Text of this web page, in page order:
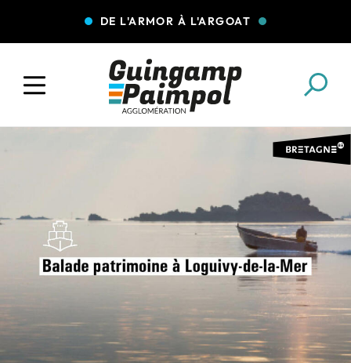
DE L'ARMOR À L'ARGOAT
COLLECTE DES DÉCHETS EAU ET ASSAINISSEMENT
ENFANCE JEUNESSE L'AGGLO' RECRUTE
ASSOCIATIONS PISCINES